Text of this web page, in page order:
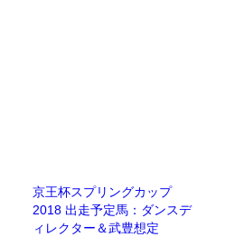
京王杯スプリングカップ
2018 出走予定馬：ダンスデ
ィレクター＆武豊想定